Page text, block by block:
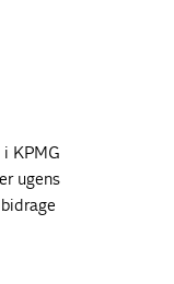
KPMG
ugens